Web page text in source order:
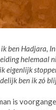
ben Hadjara,
helemaal
eigenlijk
ben ik zó
is